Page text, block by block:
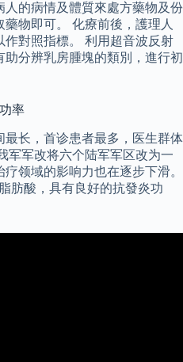
的病情及體質來處方藥物及份
物即可。 化療前後，護理人
作對照指標。 利用超音波反射
分辨乳房腫塊的類別，進行初
率
长，首诊患者最多，医生群体
军军改将六个陆军军区改为一
领域的影响力也在逐步下滑。
肪酸，具有良好的抗發炎功